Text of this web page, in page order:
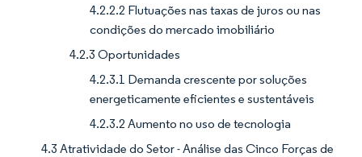
4.2.2.2 Flutuações nas taxas de juros ou nas
condições do mercado imobiliário
4.2.3 Oportunidades
4.2.3.1 Demanda crescente por soluções
energeticamente eficientes e sustentáveis
4.2.3.2 Aumento no uso de tecnologia
4.3 Atratividade do Setor - Análise das Cinco Forças de